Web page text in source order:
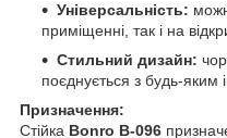
Універсальність:
приміщенні, так і на
Стильний дизайн:
поєднується з будь-яким
Призначення:
Стійка Bonro B-096